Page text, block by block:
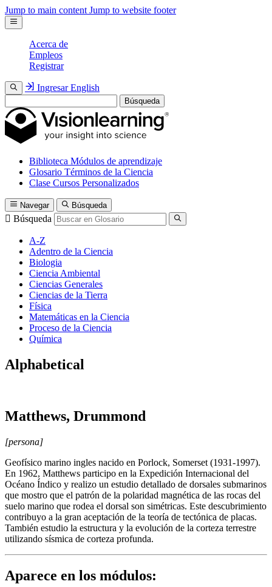
Jump to main content Jump to website footer
Acerca de
Empleos
Registrar
Ingresar English
Búsqueda
Biblioteca Módulos de aprendizaje
Glosario Términos de la Ciencia
Clase Cursos Personalizados
Navegar Búsqueda
Búsqueda
A-Z
Adentro de la Ciencia
Biologia
Ciencia Ambiental
Ciencias Generales
Ciencias de la Tierra
Física
Matemáticas en la Ciencia
Proceso de la Ciencia
Química
Alphabetical
Matthews, Drummond
[persona]
Geofísico marino ingles nacido en Porlock, Somerset (1931-1997).
En 1962, Matthews participo en la Expedición Internacional del
Océano Índico y realizo un estudio detallado de dorsales submarinos
que mostro que el patrón de la polaridad magnética de las rocas del
suelo marino que rodea el dorsal son simétricas. Este descubrimiento
contribuyo a la gran aceptación de la teoría de tectónica de placas.
También estudio la estructura y la evolución de la corteza terrestre
utilizando sísmica de corteza profunda.
Aparece en los módulos: